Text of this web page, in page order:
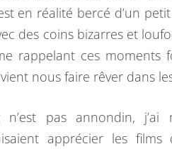
en réalité bercé d’un
des coins bizarres et
rappelant ces
nous faire rêver dans
pas annondin, j’ai
apprécier les films